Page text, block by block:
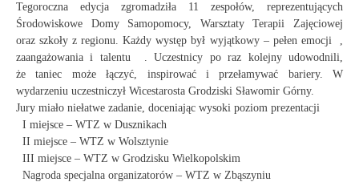
Tegoroczna edycja zgromadziła 11 zespołów, reprezentujących
Środowiskowe Domy Samopomocy, Warsztaty Terapii Zajęciowej
oraz szkoły z regionu. Każdy występ był wyjątkowy – pełen emocji ,
zaangażowania i talentu . Uczestnicy po raz kolejny udowodnili,
że taniec może łączyć, inspirować i przełamywać bariery. W
wydarzeniu uczestniczył Wicestarosta Grodziski Sławomir Górny.
Jury miało niełatwe zadanie, doceniając wysoki poziom prezentacji
I miejsce – WTZ w Dusznikach
II miejsce – WTZ w Wolsztynie
III miejsce – WTZ w Grodzisku Wielkopolskim
Nagroda specjalna organizatorów – WTZ w Zbąszyniu